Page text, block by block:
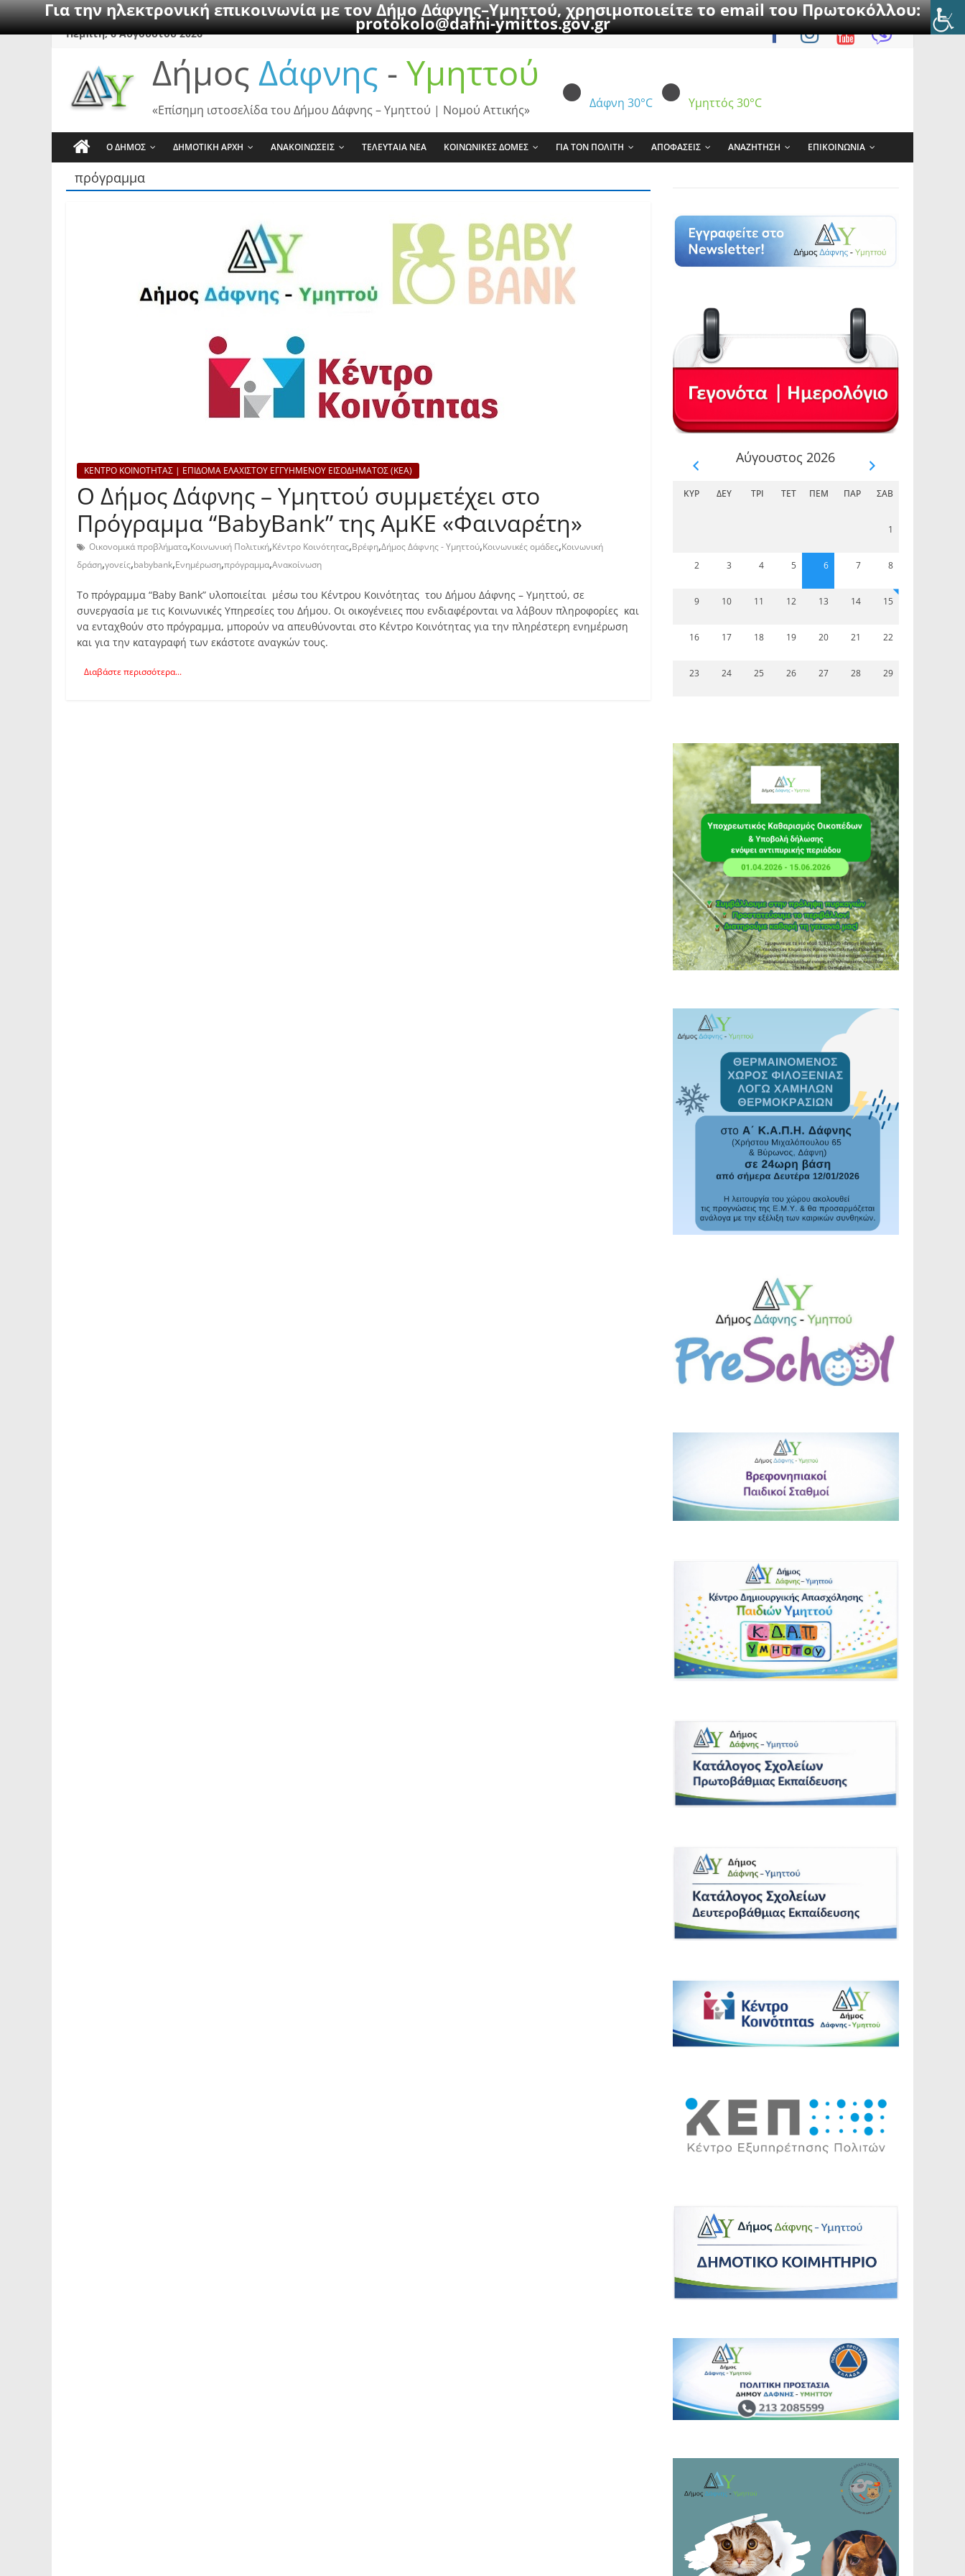
Για την ηλεκτρονική επικοινωνία με τον Δήμο Δάφνης–Υμηττού, χρησιμοποιείτε το email του Πρωτοκόλλου:
protokolo@dafni-ymittos.gov.gr
SkipΠέμπτη, 6 Αυγούστου 2026
Δήμος Δάφνης - Υμηττού
Δάφνη 30°C Υμηττός 30°C
«Επίσημη ιστοσελίδα του Δήμου Δάφνης – Υμηττού | Νομού Αττικής»
Ο ΔΗΜΟΣ ΔΗΜΟΤΙΚΗ ΑΡΧΗ ΑΝΑΚΟΙΝΩΣΕΙΣ ΤΕΛΕΥΤΑΙΑ ΝΕΑ ΚΟΙΝΩΝΙΚΕΣ ΔΟΜΕΣ ΓΙΑ ΤΟΝ ΠΟΛΙΤΗ ΑΠΟΦΑΣΕΙΣ ΑΝΑΖΗΤΗΣΗ ΕΠΙΚΟΙΝΩΝΙΑ
πρόγραμμα
ΚΕΝΤΡΟ ΚΟΙΝΟΤΗΤΑΣ | ΕΠΙΔΟΜΑ ΕΛΑΧΙΣΤΟΥ ΕΓΓΥΗΜΕΝΟΥ ΕΙΣΟΔΗΜΑΤΟΣ (ΚΕΑ)
Ο Δήμος Δάφνης – Υμηττού συμμετέχει στο
Πρόγραμμα “BabyBank” της ΑμΚΕ «Φαιναρέτη»
Οικονομικά προβλήματα,Κοινωνική Πολιτική,Κέντρο Κοινότητας,Βρέφη,Δήμος Δάφνης - Υμηττού,Κοινωνικές ομάδες,Κοινωνική
δράση,γονείς,babybank,Ενημέρωση,πρόγραμμα,Ανακοίνωση
Το πρόγραμμα “Baby Bank” υλοποιείται μέσω του Κέντρου Κοινότητας του Δήμου Δάφνης – Υμηττού, σε
συνεργασία με τις Κοινωνικές Υπηρεσίες του Δήμου. Οι οικογένειες που ενδιαφέρονται να λάβουν πληροφορίες και
να ενταχθούν στο πρόγραμμα, μπορούν να απευθύνονται στο Κέντρο Κοινότητας για την πληρέστερη ενημέρωση
και για την καταγραφή των εκάστοτε αναγκών τους.
Διαβάστε περισσότερα...
Αύγουστος 2026
ΚΥΡ ΔΕΥ ΤΡΊ ΤΕΤ ΠΈΜ ΠΑΡ ΣΆΒ
1
2 3 4 5 6 7 8
9 10 11 12 13 14 15
16 17 18 19 20 21 22
23 24 25 26 27 28 29